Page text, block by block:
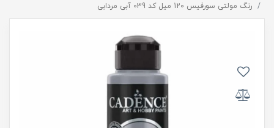
رنگ مولتی سورفیس 120 میل کد 039 آبی مردابی